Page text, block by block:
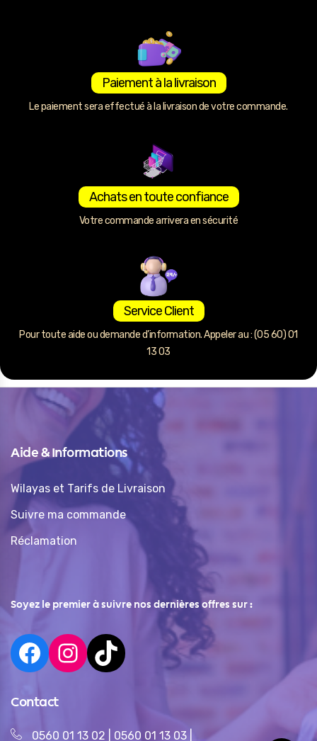
Paiement à la livraison
Le paiement sera effectué à la livraison de votre commande.
Achats en toute confiance
Votre commande arrivera en sécurité
Service Client
Pour toute aide ou demande d’information. Appeler au : (05 60) 01
13 03
Aide & Informations
Wilayas et Tarifs de Livraison
Suivre ma commande
Réclamation
Soyez le premier à suivre nos dernières offres sur :
Contact
0560 01 13 02 0560 01 13 03